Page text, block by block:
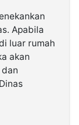
Apabila
luar rumah
akan